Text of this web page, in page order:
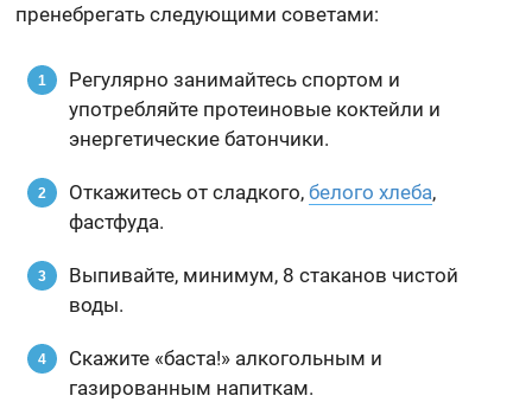
пренебрегать следующими советами:
Регулярно занимайтесь спортом и
употребляйте протеиновые коктейли и
энергетические батончики.
Откажитесь от сладкого,белого хлеба,
фастфуда.
Выпивайте, минимум, 8 стаканов чистой
воды.
Скажите «баста!» алкогольным и
газированным напиткам.